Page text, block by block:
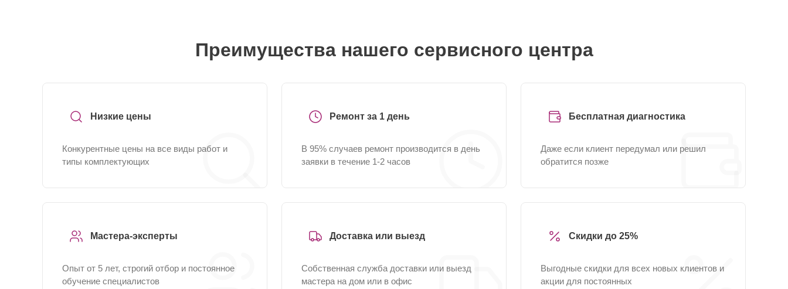
Преимущества нашего сервисного центра
Низкие цены
Конкурентные цены на все виды работ и
типы комплектующих
Ремонт за 1 день
В 95% случаев ремонт производится в день
заявки в течение 1-2 часов
Бесплатная диагностика
Даже если клиент передумал или решил
обратится позже
Мастера-эксперты
Опыт от 5 лет, строгий отбор и постоянное
обучение специалистов
Доставка или выезд
Собственная служба доставки или выезд
мастера на дом или в офис
Скидки до 25%
Выгодные скидки для всех новых клиентов и
акции для постоянных